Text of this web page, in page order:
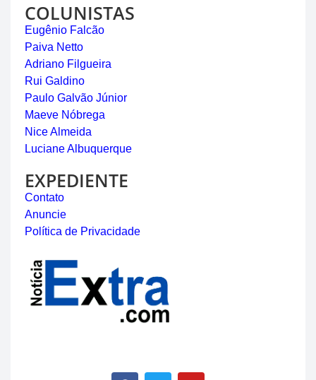
COLUNISTAS
Eugênio Falcão
Paiva Netto
Adriano Filgueira
Rui Galdino
Paulo Galvão Júnior
Maeve Nóbrega
Nice Almeida
Luciane Albuquerque
EXPEDIENTE
Contato
Anuncie
Política de Privacidade